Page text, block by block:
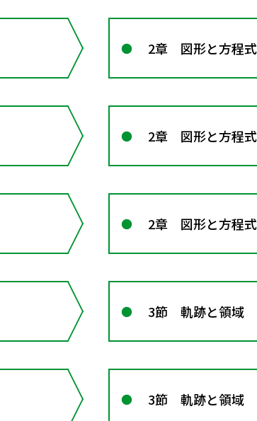
2章 図形と方程式
2章 図形と方程式
2章 図形と方程式
3節 軌跡と領域
3節 軌跡と領域